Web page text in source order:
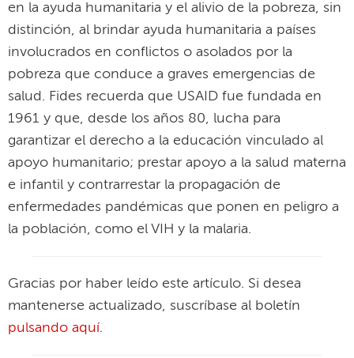
en la ayuda humanitaria y el alivio de la pobreza, sin
distinción, al brindar ayuda humanitaria a países
involucrados en conflictos o asolados por la
pobreza que conduce a graves emergencias de
salud. Fides recuerda que USAID fue fundada en
1961 y que, desde los años 80, lucha para
garantizar el derecho a la educación vinculado al
apoyo humanitario; prestar apoyo a la salud materna
e infantil y contrarrestar la propagación de
enfermedades pandémicas que ponen en peligro a
la población, como el VIH y la malaria.
Gracias por haber leído este artículo. Si desea
mantenerse actualizado, suscríbase al boletín
pulsando aquí.